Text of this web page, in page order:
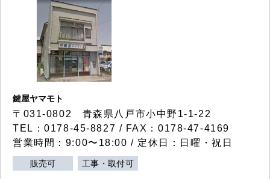
鍵屋ヤマモト
〒031-0802 青森県八戸市小中野1-1-22
TEL：0178-45-8827 / FAX：0178-47-4169
営業時間：9:00〜18:00 / 定休日：日曜・祝日
販売可 工事・取付可